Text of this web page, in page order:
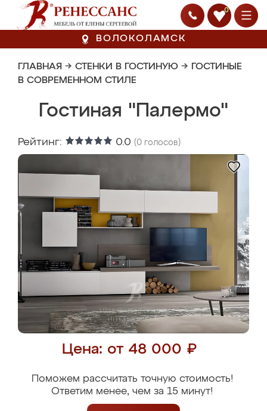
0
ВОЛОКОЛАМСК
ГЛАВНАЯ → СТЕНКИ В ГОСТИНУЮ → ГОСТИНЫЕ
В СОВРЕМЕННОМ СТИЛЕ
Гостиная "Палермо"
Рейтинг: 0.0 (0 голосов)
Цена: от 48 000 ₽
Поможем рассчитать точную стоимость!
Ответим менее, чем за 15 минут!